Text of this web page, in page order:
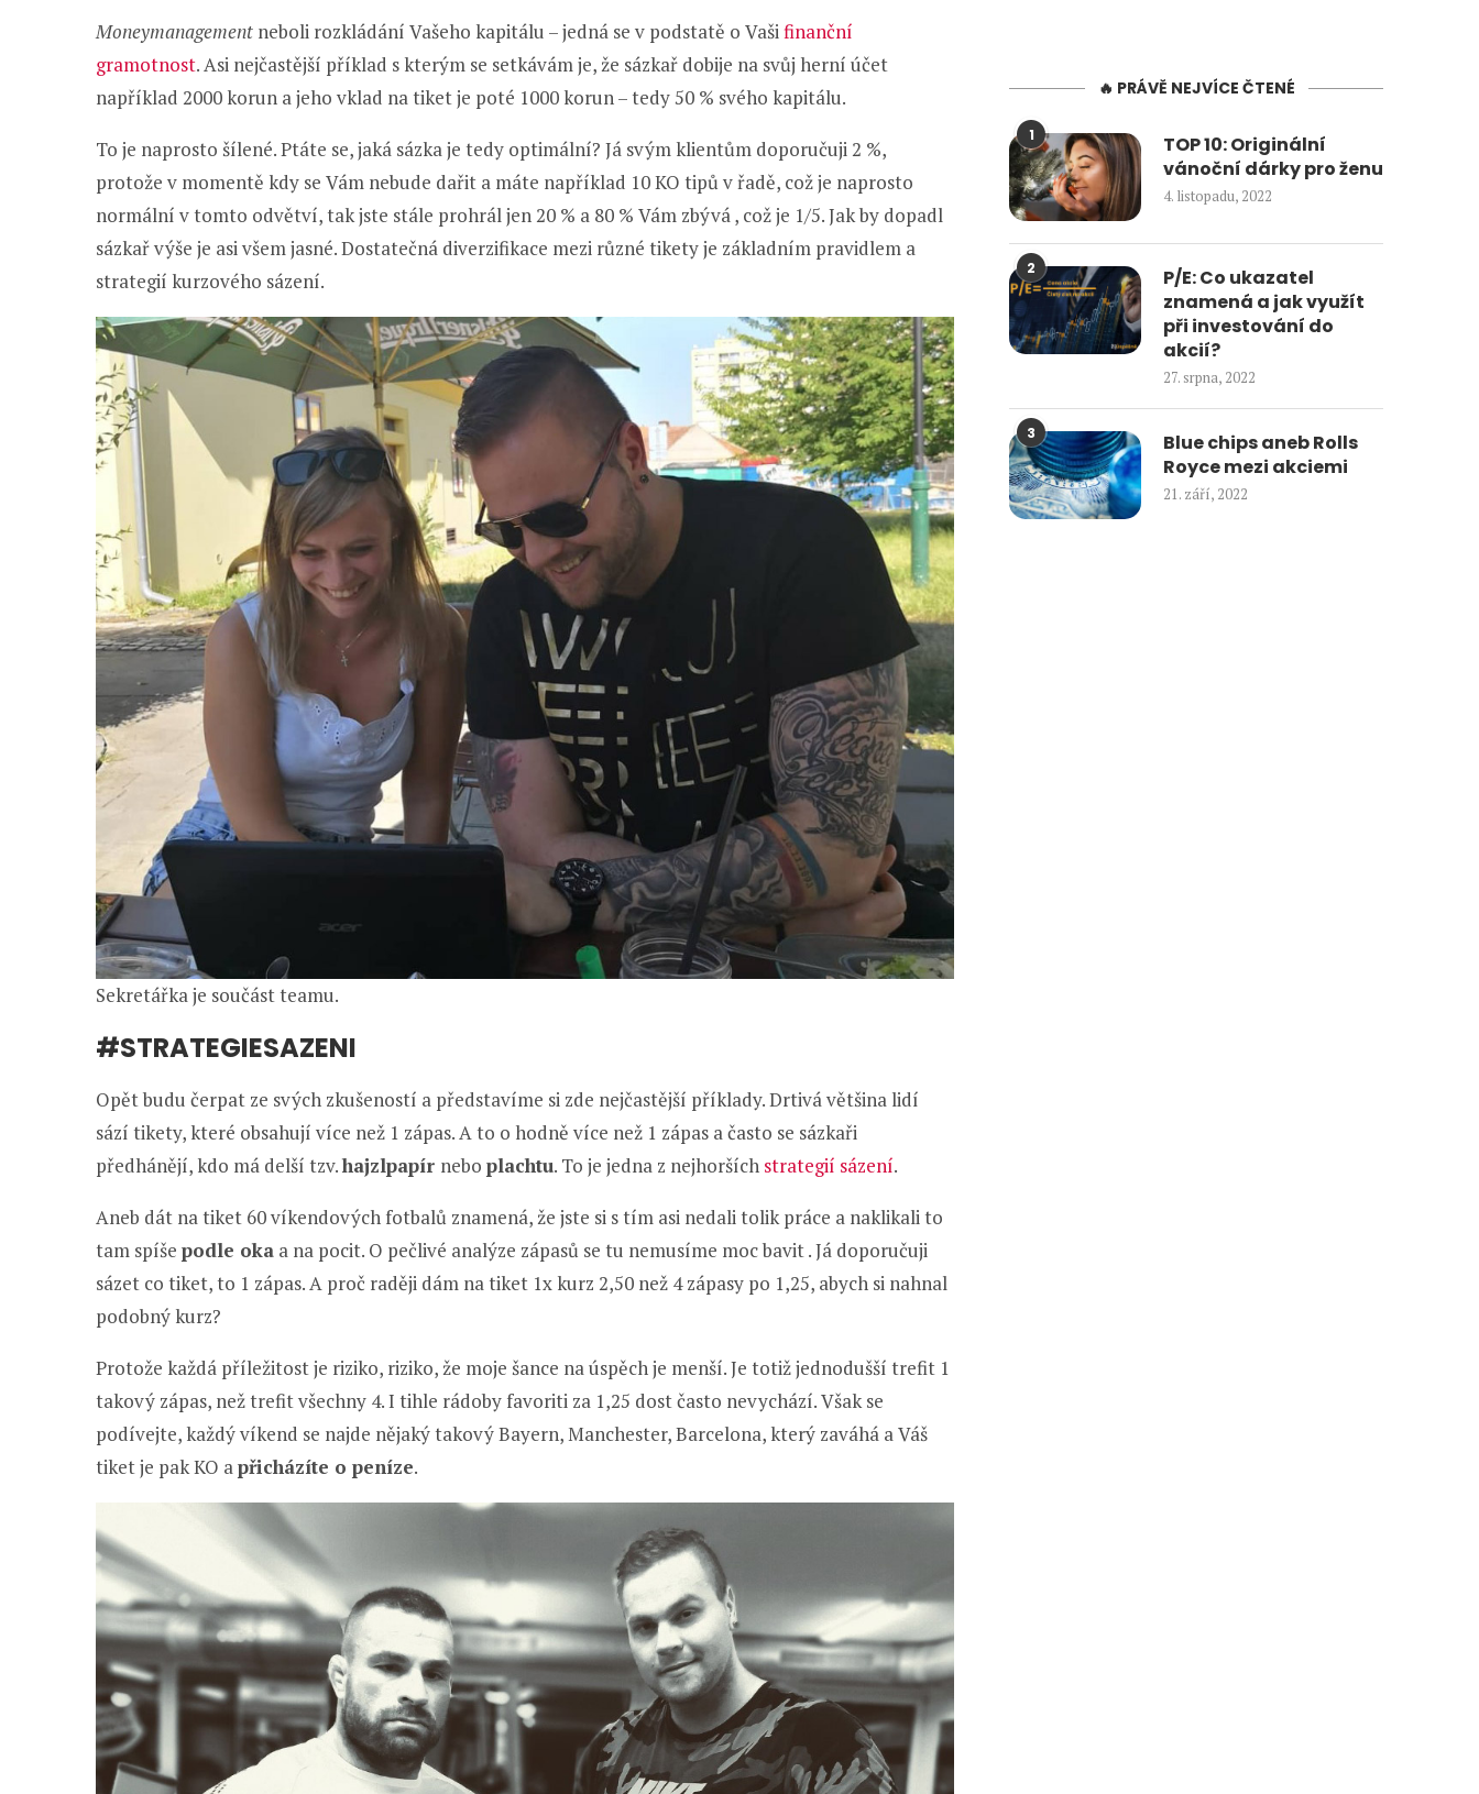
Moneymanagement neboli rozkládání Vašeho kapitálu – jedná se v podstatě o Vašifinanční
gramotnost. Asi nejčastější příklad s kterým se setkávám je, že sázkař dobije na svůj herní účet
například 2000 korun a jeho vklad na tiket je poté 1000 korun – tedy 50 % svého kapitálu.
To je naprosto šílené. Ptáte se, jaká sázka je tedy optimální? Já svým klientům doporučuji 2 %,
protože v momentě kdy se Vám nebude dařit a máte například 10 KO tipů v řadě, což je naprosto
normální v tomto odvětví, tak jste stále prohrál jen 20 % a 80 % Vám zbývá , což je 1/5. Jak by dopadl
sázkař výše je asi všem jasné. Dostatečná diverzifikace mezi různé tikety je základním pravidlem a
strategií kurzového sázení.
Sekretářka je součást teamu.
#STRATEGIESAZENI
Opět budu čerpat ze svých zkušeností a představíme si zde nejčastější příklady. Drtivá většina lidí
sází tikety, které obsahují více než 1 zápas. A to o hodně více než 1 zápas a často se sázkaři
předhánějí, kdo má delší tzv.hajzlpapír nebo plachtu. To je jedna z nejhorších strategií sázení.
Aneb dát na tiket 60 víkendových fotbalů znamená, že jste si s tím asi nedali tolik práce a naklikali to
tam spíše podle oka a na pocit. O pečlivé analýze zápasů se tu nemusíme moc bavit . Já doporučuji
sázet co tiket, to 1 zápas. A proč raději dám na tiket 1x kurz 2,50 než 4 zápasy po 1,25, abych si nahnal
podobný kurz?
Protože každá příležitost je riziko, riziko, že moje šance na úspěch je menší. Je totiž jednodušší trefit 1
takový zápas, než trefit všechny 4. I tihle rádoby favoriti za 1,25 dost často nevychází. Však se
podívejte, každý víkend se najde nějaký takový Bayern, Manchester, Barcelona, který zaváhá a Váš
tiket je pak KO apřicházíte o peníze.
🔥 PRÁVĚ NEJVÍCE ČTENÉ
1
TOP 10: Originální
vánoční dárky pro ženu
4. listopadu, 2022
2
P/E: Co ukazatel
znamená a jak využít
při investování do
akcií?
27. srpna, 2022
3
Blue chips aneb Rolls
Royce mezi akciemi
21. září, 2022